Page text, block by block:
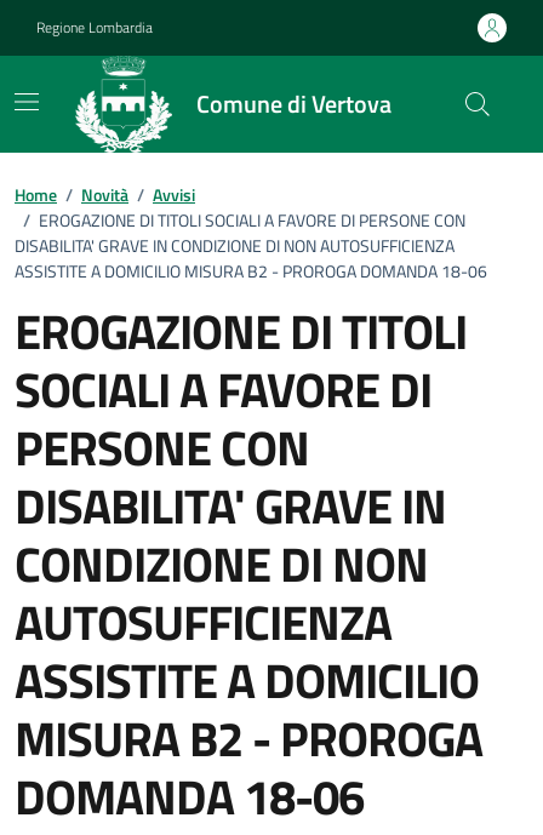
Regione Lombardia
Comune di Vertova
Home / Novità / Avvisi
/ EROGAZIONE DI TITOLI SOCIALI A FAVORE DI PERSONE CON
DISABILITA' GRAVE IN CONDIZIONE DI NON AUTOSUFFICIENZA
ASSISTITE A DOMICILIO MISURA B2 - PROROGA DOMANDA 18-06
EROGAZIONE DI TITOLI
SOCIALI A FAVORE DI
PERSONE CON
DISABILITA' GRAVE IN
CONDIZIONE DI NON
AUTOSUFFICIENZA
ASSISTITE A DOMICILIO
MISURA B2 - PROROGA
DOMANDA 18-06